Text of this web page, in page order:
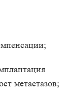
метастазов;